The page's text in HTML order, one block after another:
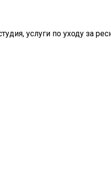
услуги по уходу за